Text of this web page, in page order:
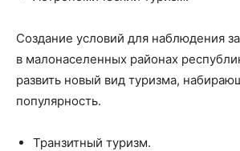
Создание условий для наблюдения
в малонаселенных районах
развить новый вид туризма,
популярность.
Транзитный туризм.